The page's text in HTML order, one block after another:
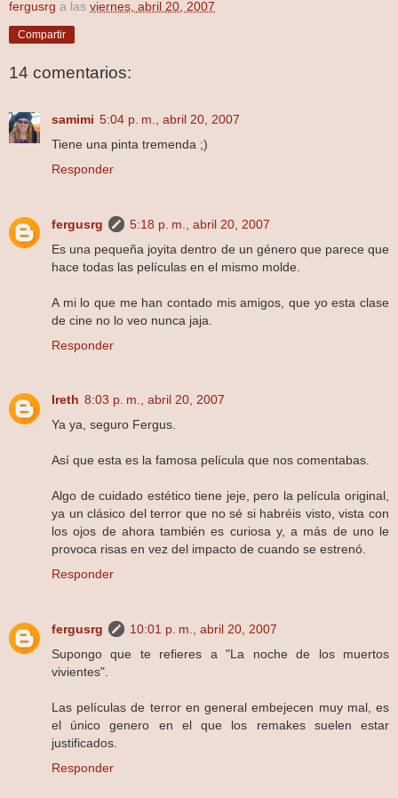
fergusrg a las viernes, abril 20, 2007
Compartir
14 comentarios:
samimi 5:04 p. m., abril 20, 2007
Tiene una pinta tremenda ;)
Responder
fergusrg
5:18 p. m., abril 20, 2007
Es una pequeña joyita dentro de un género que parece que
hace todas las películas en el mismo molde.
A mi lo que me han contado mis amigos, que yo esta clase
de cine no lo veo nunca jaja.
Responder
Ireth 8:03 p. m., abril 20, 2007
Ya ya, seguro Fergus.
Así que esta es la famosa película que nos comentabas.
Algo de cuidado estético tiene jeje, pero la película original,
ya un clásico del terror que no sé si habréis visto, vista con
los ojos de ahora también es curiosa y, a más de uno le
provoca risas en vez del impacto de cuando se estrenó.
Responder
fergusrg
10:01 p. m., abril 20, 2007
Supongo que te refieres a "La noche de los muertos
vivientes".
Las películas de terror en general embejecen muy mal, es
el único genero en el que los remakes suelen estar
justificados.
Responder